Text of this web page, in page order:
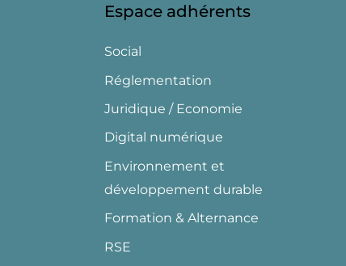
Espace adhérents
Social
Réglementation
Juridique / Economie
Digital numérique
Environnement et
développement durable
Formation & Alternance
RSE